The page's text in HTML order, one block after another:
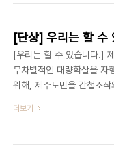
녀, 조카의 진술에 대해 “
[단상] 우리는 할 수
[우리는 할 수 있습니다.]
무차별적인 대량학살을 자
위해, 제주도민을 간첩조
독재정권은 사법부를 장
족들은 한 평생을 간첩이
더보기